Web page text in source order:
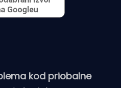
kod priobalne